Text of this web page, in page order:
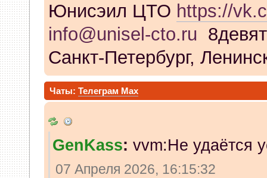
Юнисэил ЦТО https://
info@unisel-cto.ru
Санкт-Петербург,
Чаты:Телеграм Max
GenKass: vvm:Не удаётся
07 Апреля 2026, 16:15:32